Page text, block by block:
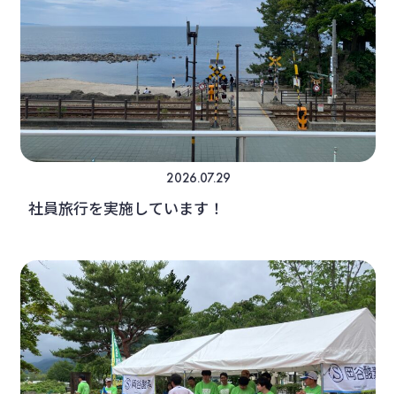
2026.07.29
社員旅行を実施しています！